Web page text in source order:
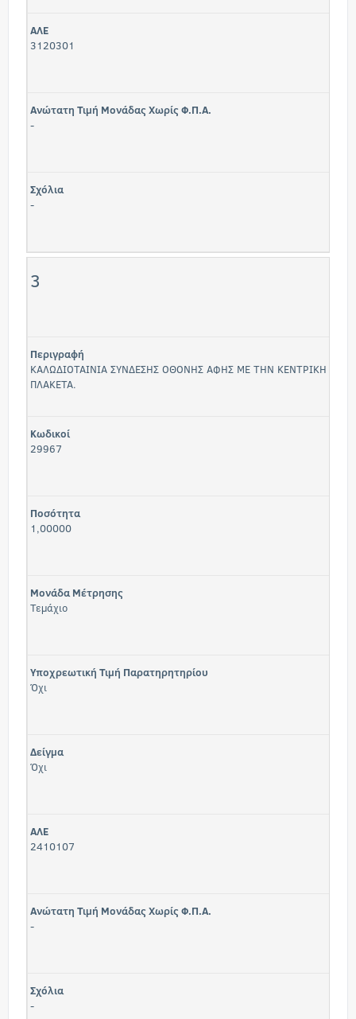
ΑΛΕ
3120301
Ανώτατη Τιμή Μονάδας Χωρίς Φ.Π.Α.
-
Σχόλια
-
3
Περιγραφή
ΚΑΛΩΔΙΟΤΑΙΝΙΑ ΣΥΝΔΕΣΗΣ ΟΘΟΝΗΣ ΑΦΗΣ ΜΕ ΤΗΝ ΚΕΝΤΡΙΚΗ
ΠΛΑΚΕΤΑ.
Κωδικοί
29967
Ποσότητα
1,00000
Μονάδα Μέτρησης
Τεμάχιο
Υποχρεωτική Τιμή Παρατηρητηρίου
Όχι
Δείγμα
Όχι
ΑΛΕ
2410107
Ανώτατη Τιμή Μονάδας Χωρίς Φ.Π.Α.
-
Σχόλια
-